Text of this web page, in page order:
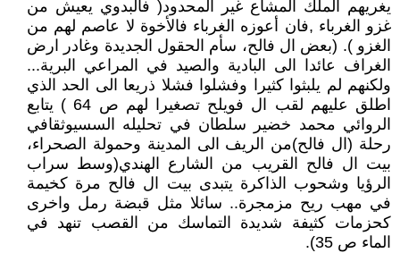
يغريهم الملك المشاع غير المحدود( فالبدوي يعيش من
غزو الغرباء ,فان أعوزه الغرباء فالأخوة لا عاصم لهم من
الغزو ). (بعض ال فالح، سأم الحقول الجديدة وغادر ارض
الغراف عائدا الى البادية والصيد في المراعي البرية...
ولكنهم لم يلبثوا كثيرا وفشلوا فشلا ذريعا الى الحد الذي
اطلق عليهم لقب ال فويلح تصغيرا لهم ص 64 ) يتابع
الروائي محمد خضير سلطان في تحليله السسيوثقافي
رحلة (ال فالح)من الريف الى المدينة وحمولة الصحراء،
بيت ال فالح القريب من الشارع الهندي(وسط سراب
الرؤيا وشحوب الذاكرة يتبدى بيت ال فالح مرة كخيمة
في مهب ريح مزمجرة.. سائلا مثل قبضة رمل واخرى
كحزمات كثيفة شديدة التماسك من القصب تنهد في
الماء ص 35).